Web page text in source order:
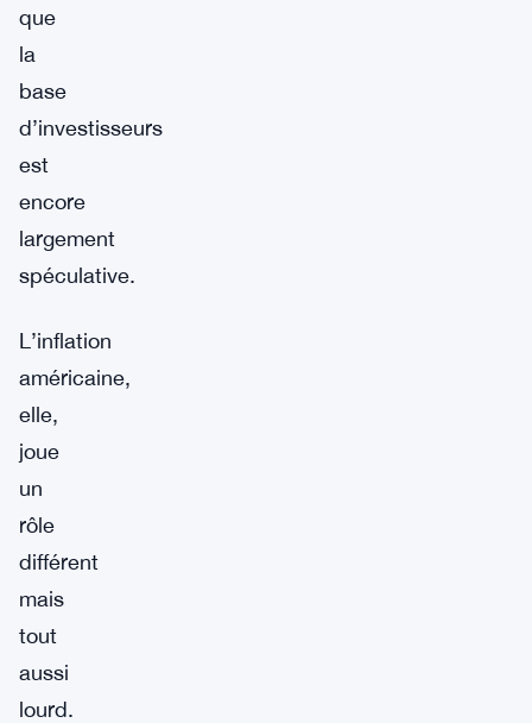
que
la
base
d’investisseurs
est
encore
largement
spéculative.
L’inflation
américaine,
elle,
joue
un
rôle
différent
mais
tout
aussi
lourd.